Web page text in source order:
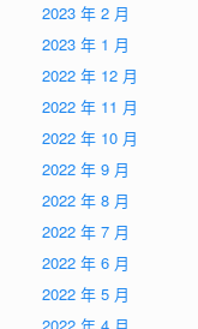
2023 年 2 月
2023 年 1 月
2022 年 12 月
2022 年 11 月
2022 年 10 月
2022 年 9 月
2022 年 8 月
2022 年 7 月
2022 年 6 月
2022 年 5 月